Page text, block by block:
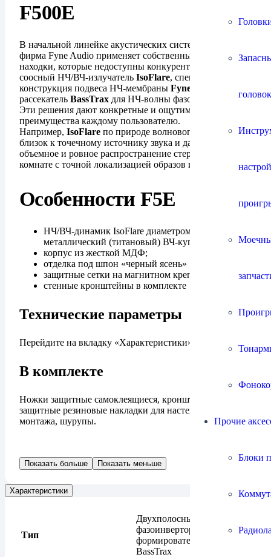
Прочие
Блоки
F500E
В начальной линейке акустических систем F500E
фирма Fyne Audio применяет собственные технические
находки, которые недоступны конкурентам. Это
соосный НЧ/ВЧ-излучатель IsoFlare, специальная
конструкция подвеса НЧ-мембраны FyneFlute
рассекатель BassTrax для НЧ-волны фазоинвертора.
Эти решения дают конкретные и ощутимые
преимущества каждому пользователю.
Например, IsoFlare по природе волнового излучения
близок к точечному источнику звука и дает более
объемное и ровное распространение стереопанорамы в
комнате с точной локализацией образов инструментов.
Особенности F5E
НЧ/ВЧ-динамик IsoFlare диаметром 125 мм,
металлический (титановый) ВЧ-купол;
корпус из жесткой МДФ;
отделка под шпон «черный ясень»
защитные сетки на магнитном креплении
стенные кронштейны в комплекте
Технические параметры
Перейдите на вкладку «Характеристики».
В комплекте
Ножки защитные самоклеящиеся, кронштейны и
защитные резиновые накладки для настенного
монтажа, шурупы.
Показать больше Показать меньше
Характеристики
Тип
Двухполосные,
фазоинвертор вниз с
формирователем волны
BassTrax